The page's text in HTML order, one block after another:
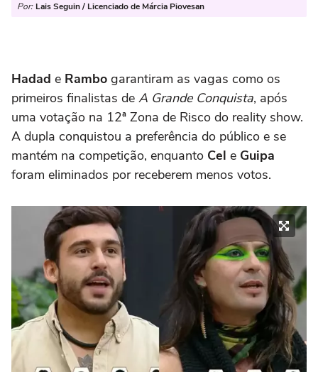
Por: Lais Seguin / Licenciado de Márcia Piovesan
Hadad e Rambo garantiram as vagas como os
primeiros finalistas de A Grande Conquista, após
uma votação na 12ª Zona de Risco do reality show.
A dupla conquistou a preferência do público e se
mantém na competição, enquanto Cel e Guipa
foram eliminados por receberem menos votos.